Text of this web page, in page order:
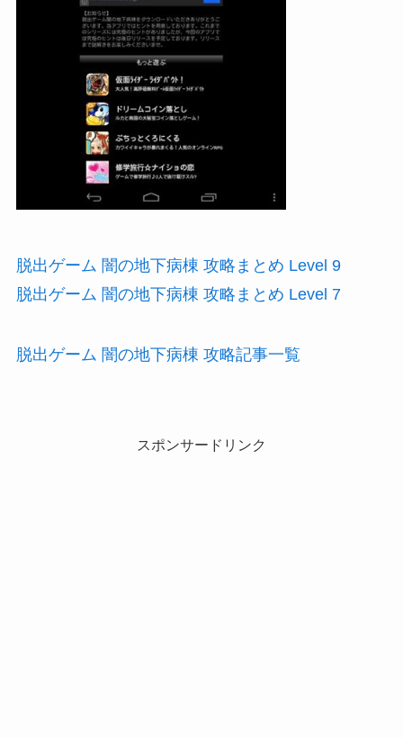
脱出ゲーム 闇の地下病棟 攻略まとめ Level 9
脱出ゲーム 闇の地下病棟 攻略まとめ Level 7
脱出ゲーム 闇の地下病棟 攻略記事一覧
スポンサードリンク